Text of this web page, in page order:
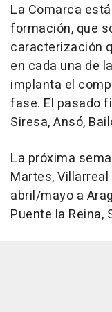
La Comarca
formación, que
caracterización
en cada una de
implanta el
fase. El pasado
Siresa, Ansó,
La próxima
Martes,
abril/mayo a
Puente la Reina,